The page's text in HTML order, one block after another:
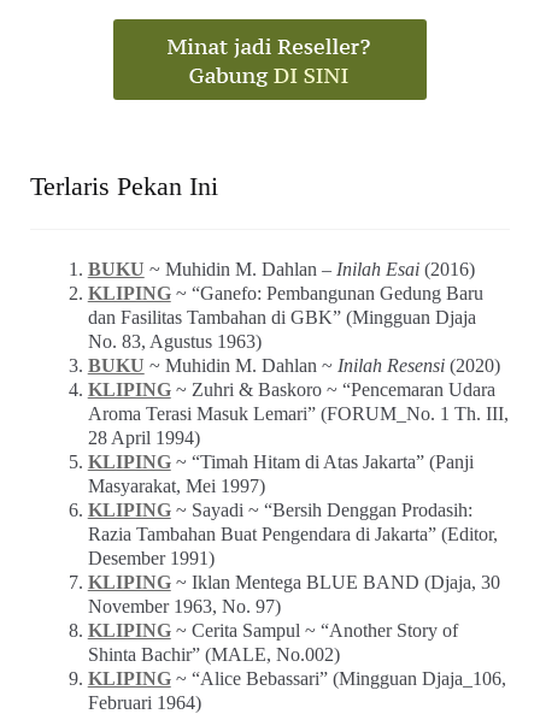
Terlaris Pekan Ini
BUKU ~ Muhidin M. Dahlan – Inilah Esai(2016)
KLIPING~ “Ganefo: Pembangunan Gedung Baru
dan Fasilitas Tambahan di GBK” (Mingguan Djaja
No. 83, Agustus 1963)
BUKU ~ Muhidin M. Dahlan ~ Inilah Resensi(2020)
KLIPING~ Zuhri & Baskoro ~ “Pencemaran Udara
Aroma Terasi Masuk Lemari” (FORUM_No. 1 Th. III,
28 April 1994)
KLIPING~ “Timah Hitam di Atas Jakarta” (Panji
Masyarakat, Mei 1997)
KLIPING~ Sayadi ~ “Bersih Denggan Prodasih:
Razia Tambahan Buat Pengendara di Jakarta” (Editor,
Desember 1991)
KLIPING~ Iklan Mentega BLUE BAND (Djaja, 30
November 1963, No. 97)
KLIPING~ Cerita Sampul ~ “Another Story of
Shinta Bachir” (MALE, No.002)
KLIPING~ “Alice Bebassari” (Mingguan Djaja_106,
Februari 1964)